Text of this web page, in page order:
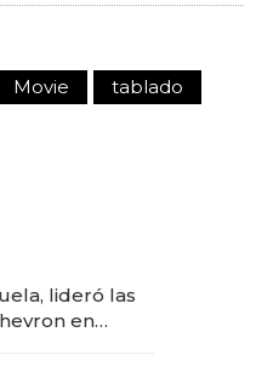
Movie
tablado
lideró las
en